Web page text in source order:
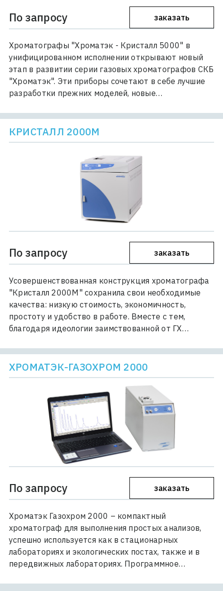
По запросу заказать
Хроматографы "Хроматэк - Кристалл 5000" в
унифицированном исполнении открывают новый
этап в развитии серии газовых хроматографов СКБ
"Хроматэк". Эти приборы сочетают в себе лучшие
разработки прежних моделей, новые…
КРИСТАЛЛ 2000М
По запросу заказать
Усовершенствованная конструкция хроматографа
"Кристалл 2000М" сохранила свои необходимые
качества: низкую стоимость, экономичность,
простоту и удобство в работе. Вместе с тем,
благодаря идеологии заимствованной от ГХ…
ХРОМАТЭК-ГАЗОХРОМ 2000
По запросу заказать
Хроматэк Газохром 2000 – компактный
хроматограф для выполнения простых анализов,
успешно используется как в стационарных
лабораториях и экологических постах, также и в
передвижных лабораториях. Программное…